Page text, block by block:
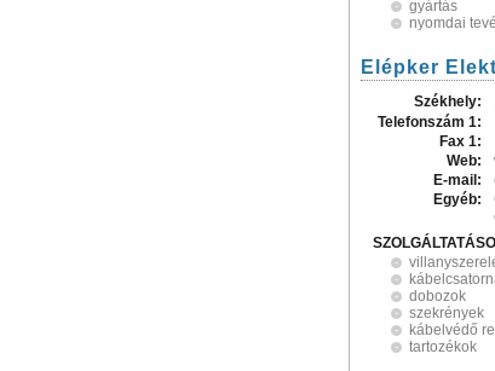
gyártás
nyomdai
Elépker
Székhely:
Telefonszám 1:
Fax 1:
Web:
E-mail:
Egyéb:
dobozok
szekrények
kábelvédő
tartozékok